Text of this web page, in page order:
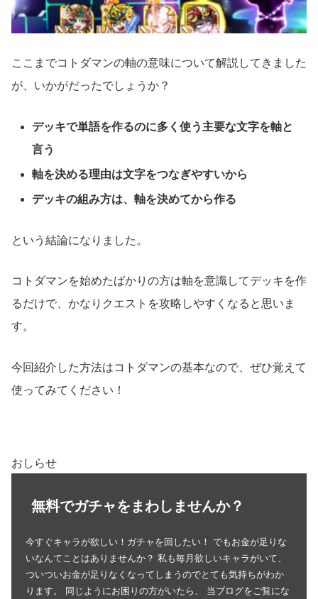
ここまでコトダマンの軸の意味について解説してきました
が、いかがだったでしょうか？
デッキで単語を作るのに多く使う主要な文字を軸と
言う
軸を決める理由は文字をつなぎやすいから
デッキの組み方は、軸を決めてから作る
という結論になりました。
コトダマンを始めたばかりの方は軸を意識してデッキを作
るだけで、かなりクエストを攻略しやすくなると思いま
す。
今回紹介した方法はコトダマンの基本なので、ぜひ覚えて
使ってみてください！
おしらせ
無料でガチャをまわしませんか？
今すぐキャラが欲しい！ガチャを回したい！ でもお金が足りな
いなんてことはありませんか？ 私も毎月欲しいキャラがいて、
ついついお金が足りなくなってしまうのでとても気持ちがわか
ります。 同じようにお困りの方がいたら、 当ブログをご覧にな